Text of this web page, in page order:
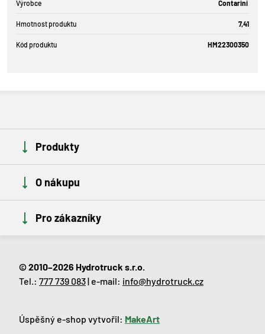
Výrobce Contarini
Hmotnost produktu 7,41
Kód produktu HM22300350
Produkty
O nákupu
Pro zákazníky
© 2010–2026 Hydrotruck s.r.o.
Tel.: 777 739 083| e-mail: info@hydrotruck.cz
Úspěšný e-shop vytvořil: MakeArt